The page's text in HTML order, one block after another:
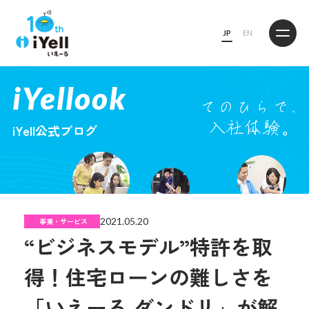
JP EN
iYellook
iYell公式ブログ
事業・サービス 2021.05.20
“ビジネスモデル”特許を取
得！住宅ローンの難しさを